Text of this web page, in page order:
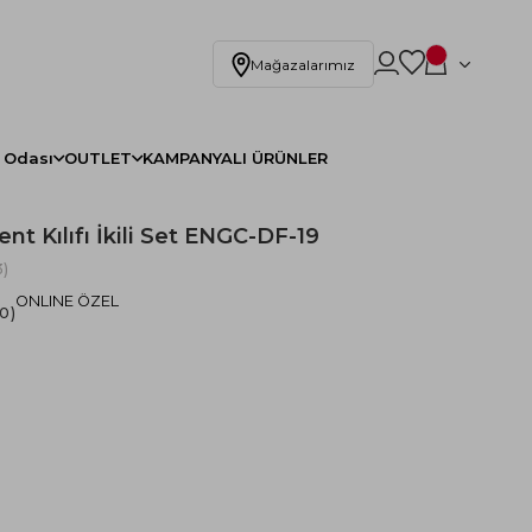
Mağazalarımız
OUTLET KAMPANYALI ÜRÜNLER
Kılıfı İkili Set ENGC-DF-19
ONLINE ÖZEL